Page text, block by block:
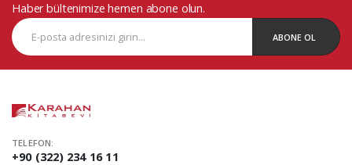
Haber bültenimize hemen abone olun.
ABONE OL
TELEFON:
+90 (322) 234 16 11